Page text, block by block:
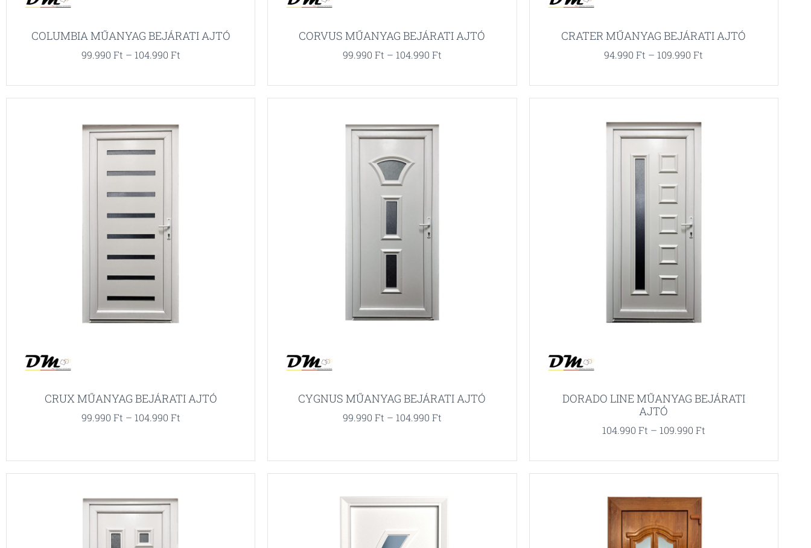
COLUMBIA MŰANYAG BEJÁRATI AJTÓ
99.990 Ft – 104.990 Ft
CORVUS MŰANYAG BEJÁRATI AJTÓ
99.990 Ft – 104.990 Ft
CRATER MŰANYAG BEJÁRATI AJTÓ
94.990Ft – 109.990Ft
CRUX MŰANYAG BEJÁRATI AJTÓ
99.990 Ft – 104.990 Ft
CYGNUS MŰANYAG BEJÁRATI AJTÓ
99.990 Ft – 104.990 Ft
DORADO LINE MŰANYAG BEJÁRATI
AJTÓ
104.990 Ft – 109.990 Ft